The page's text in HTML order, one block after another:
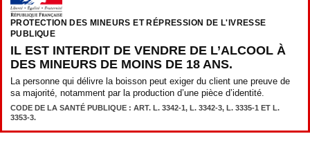
PROTECTION DES MINEURS ET RÉPRESSION DE L'IVRESSE
PUBLIQUE
IL EST INTERDIT DE VENDRE DE L’ALCOOL À
DES MINEURS DE MOINS DE 18 ANS.
La personne qui délivre la boisson peut exiger du client une preuve de
sa majorité, notamment par la production d’une pièce d’identité.
CODE DE LA SANTÉ PUBLIQUE : ART. L. 3342-1, L. 3342-3, L. 3335-1 ET L.
3353-3.